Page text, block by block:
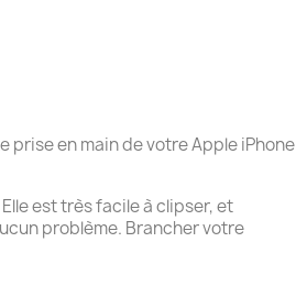
en main de votre Apple iPhone
est très facile à clipser, et
problème. Brancher votre